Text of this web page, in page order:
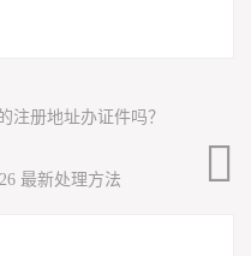
注册地址办证件吗？
最新处理方法